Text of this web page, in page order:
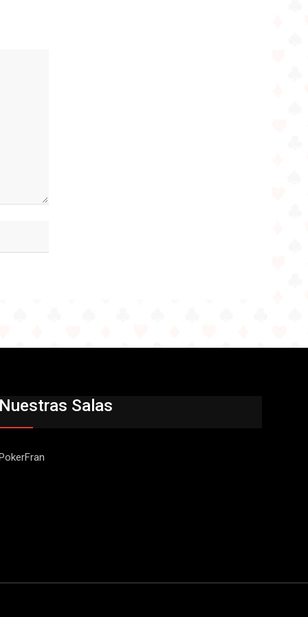
Nuestras Salas